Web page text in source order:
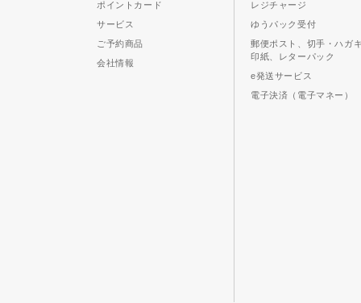
ポイントカード
サービス
ご予約商品
会社情報
レジチャージ
ゆうパック受付
郵便ポスト、切手・ハガ
印紙、レターパック
e発送サービス
電子決済（電子マネー）